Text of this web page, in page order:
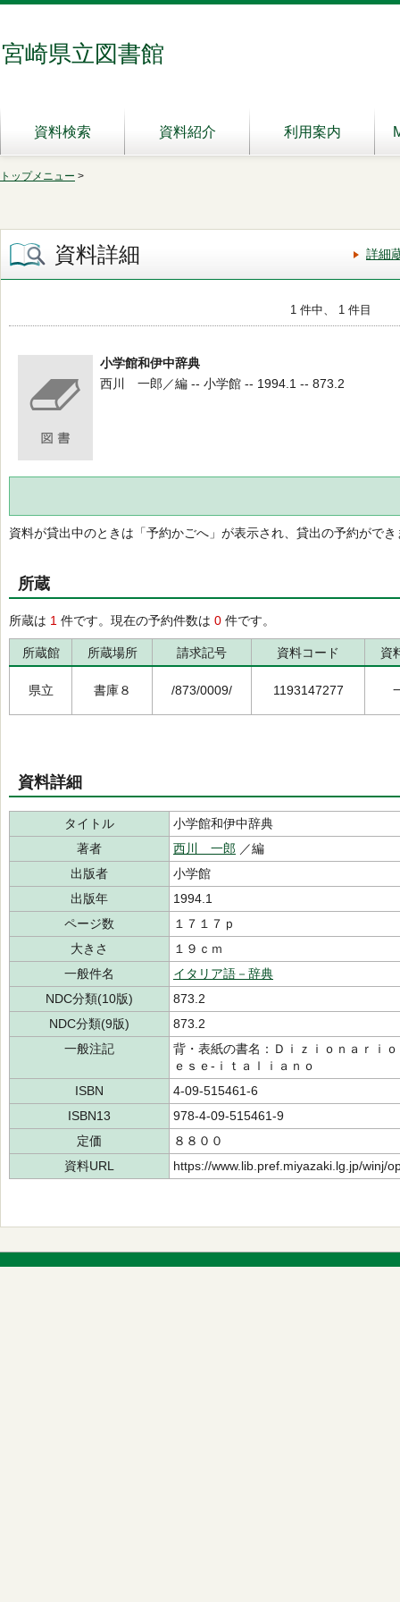
宮崎県立図書館
資料検索 資料紹介 利用案内
トップメニュー >
資料詳細 詳細
1 件中、 1 件目
小学館和伊中辞典
西川 一郎／編 -- 小学館 -- 1994.1 -- 873.2
資料が貸出中のときは「予約かごへ」が表示され、貸出の予約ができ
所蔵
所蔵は 1 件です。現在の予約件数は 0 件です。
所蔵館 所蔵場所 請求記号 資料コード 資
県立 書庫８ /873/0009/ 1193147277
資料詳細
タイトル
小学館和伊中辞典
著者
西川 一郎 ／編
出版者
小学館
出版年
1994.1
ページ数
１７１７ｐ
大きさ
１９ｃｍ
一般件名
イタリア語－辞典
NDC分類(10版)
873.2
NDC分類(9版)
873.2
一般注記
背・表紙の書名：Ｄｉｚｉｏｎａｒ
ｅｓｅ‐ｉｔａｌｉａｎｏ
ISBN
4-09-515461-6
ISBN13
978-4-09-515461-9
定価
８８００
資料URL
https://www.lib.pref.miyazaki.lg.jp/winj/